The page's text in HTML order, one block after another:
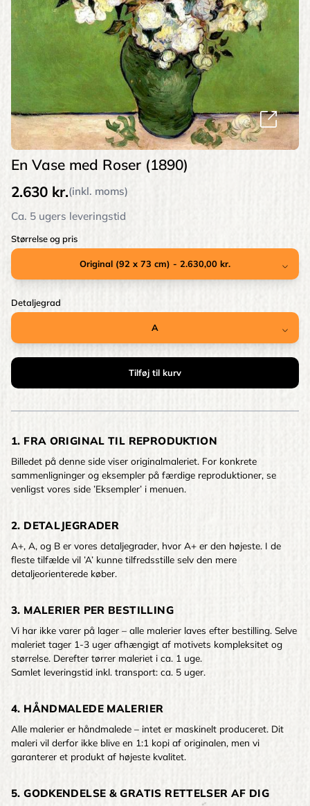
En Vase med Roser (1890)
2.630 kr.(inkl. moms)
Ca. 5 ugers leveringstid
Størrelse og pris
Detaljegrad
1. FRA ORIGINAL TIL REPRODUKTION
Billedet på denne side viser originalmaleriet. For konkrete
sammenligninger og eksempler på færdige reproduktioner, se
venligst vores side ’Eksempler’ i menuen.
2. DETALJEGRADER
A+, A, og B er vores detaljegrader, hvor A+ er den højeste. I de
fleste tilfælde vil ’A’ kunne tilfredsstille selv den mere
detaljeorienterede køber.
3. MALERIER PER BESTILLING
Vi har ikke varer på lager – alle malerier laves efter bestilling. Selve
maleriet tager 1-3 uger afhængigt af motivets kompleksitet og
størrelse. Derefter tørrer maleriet i ca. 1 uge.
Samlet leveringstid inkl. transport: ca. 5 uger.
4. HÅNDMALEDE MALERIER
Alle malerier er håndmalede – intet er maskinelt produceret. Dit
maleri vil derfor ikke blive en 1:1 kopi af originalen, men vi
garanterer et produkt af højeste kvalitet.
5. GODKENDELSE & GRATIS RETTELSER AF DIG